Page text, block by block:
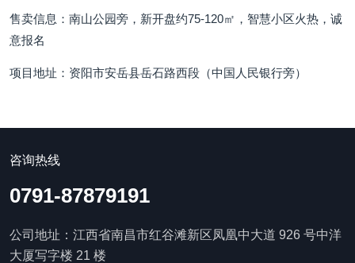
售卖信息：南山公园旁，新开盘约75-120㎡，智慧小区火热，诚
意报名
项目地址：资阳市安岳县岳石路西段（中国人民银行旁）
咨询热线
0791-87879191
公司地址：江西省南昌市红谷滩新区凤凰中大道 926 号中洋
大厦写字楼 21 楼